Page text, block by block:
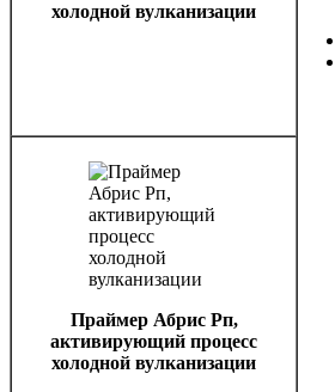
холодной вулканизации
Праймер Абрис Рп,
активирующий процесс
холодной вулканизации